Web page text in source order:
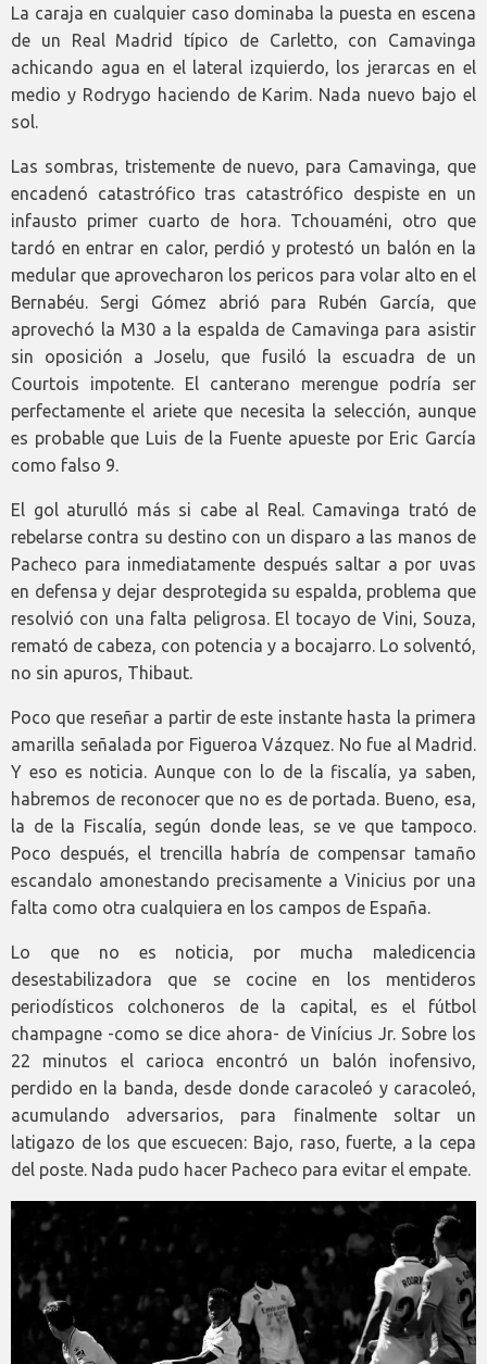
La caraja en cualquier caso dominaba la puesta en escena
de un Real Madrid típico de Carletto, con Camavinga
achicando agua en el lateral izquierdo, los jerarcas en el
medio y Rodrygo haciendo de Karim. Nada nuevo bajo el
sol.
Las sombras, tristemente de nuevo, para Camavinga, que
encadenó catastrófico tras catastrófico despiste en un
infausto primer cuarto de hora. Tchouaméni, otro que
tardó en entrar en calor, perdió y protestó un balón en la
medular que aprovecharon los pericos para volar alto en el
Bernabéu. Sergi Gómez abrió para Rubén García, que
aprovechó la M30 a la espalda de Camavinga para asistir
sin oposición a Joselu, que fusiló la escuadra de un
Courtois impotente. El canterano merengue podría ser
perfectamente el ariete que necesita la selección, aunque
es probable que Luis de la Fuente apueste por Eric García
como falso 9.
El gol aturulló más si cabe al Real. Camavinga trató de
rebelarse contra su destino con un disparo a las manos de
Pacheco para inmediatamente después saltar a por uvas
en defensa y dejar desprotegida su espalda, problema que
resolvió con una falta peligrosa. El tocayo de Vini, Souza,
remató de cabeza, con potencia y a bocajarro. Lo solventó,
no sin apuros, Thibaut.
Poco que reseñar a partir de este instante hasta la primera
amarilla señalada por Figueroa Vázquez. No fue al Madrid.
Y eso es noticia. Aunque con lo de la fiscalía, ya saben,
habremos de reconocer que no es de portada. Bueno, esa,
la de la Fiscalía, según donde leas, se ve que tampoco.
Poco después, el trencilla habría de compensar tamaño
escandalo amonestando precisamente a Vinicius por una
falta como otra cualquiera en los campos de España.
Lo que no es noticia, por mucha maledicencia
desestabilizadora que se cocine en los mentideros
periodísticos colchoneros de la capital, es el fútbol
champagne -como se dice ahora- de Vinícius Jr. Sobre los
22 minutos el carioca encontró un balón inofensivo,
perdido en la banda, desde donde caracoleó y caracoleó,
acumulando adversarios, para finalmente soltar un
latigazo de los que escuecen: Bajo, raso, fuerte, a la cepa
del poste. Nada pudo hacer Pacheco para evitar el empate.